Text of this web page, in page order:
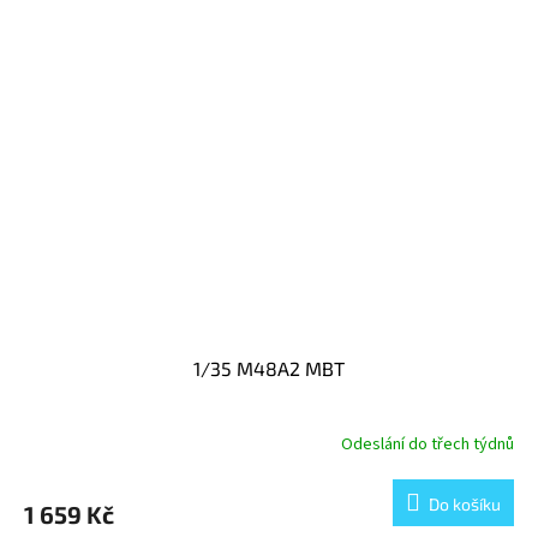
1/35 M48A2 MBT
Odeslání do třech týdnů
1 659 Kč Do košíku